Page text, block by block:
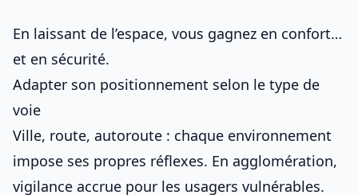
En laissant de l’espace, vous gagnez en confort…
et en sécurité.
Adapter son positionnement selon le type de
voie
Ville, route, autoroute : chaque environnement
impose ses propres réflexes. En agglomération,
vigilance accrue pour les usagers vulnérables.